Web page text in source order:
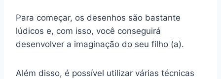
Para começar, os desenhos são bastante
lúdicos e, com isso, você conseguirá
desenvolver a imaginação do seu filho (a).
Além disso, é possível utilizar várias técnicas